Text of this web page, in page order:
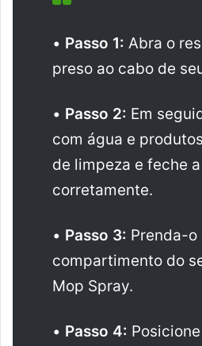
• Passo 1: Abra o
preso ao cabo de
• Passo 2: Em
com água e
de limpeza e feche
corretamente.
• Passo 3: Prenda-
compartimento do
Mop Spray.
• Passo 4: